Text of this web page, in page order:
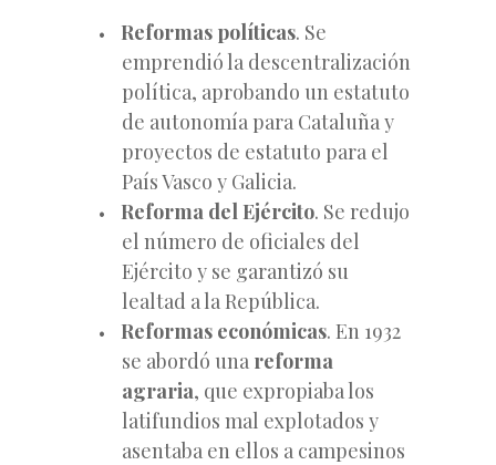
Reformas políticas. Se
emprendió la descentralización
política, aprobando un estatuto
de autonomía para Cataluña y
proyectos de estatuto para el
País Vasco y Galicia.
Reforma del Ejército. Se redujo
el número de oficiales del
Ejército y se garantizó su
lealtad a la República.
Reformas económicas. En 1932
se abordó una reforma
agraria, que expropiaba los
latifundios mal explotados y
asentaba en ellos a campesinos